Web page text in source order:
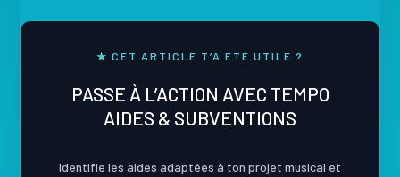
★ CET ARTICLE T’A ÉTÉ UTILE ?
PASSE À L’ACTION AVEC TEMPO
AIDES & SUBVENTIONS
Identifie les aides adaptées à ton projet musical et